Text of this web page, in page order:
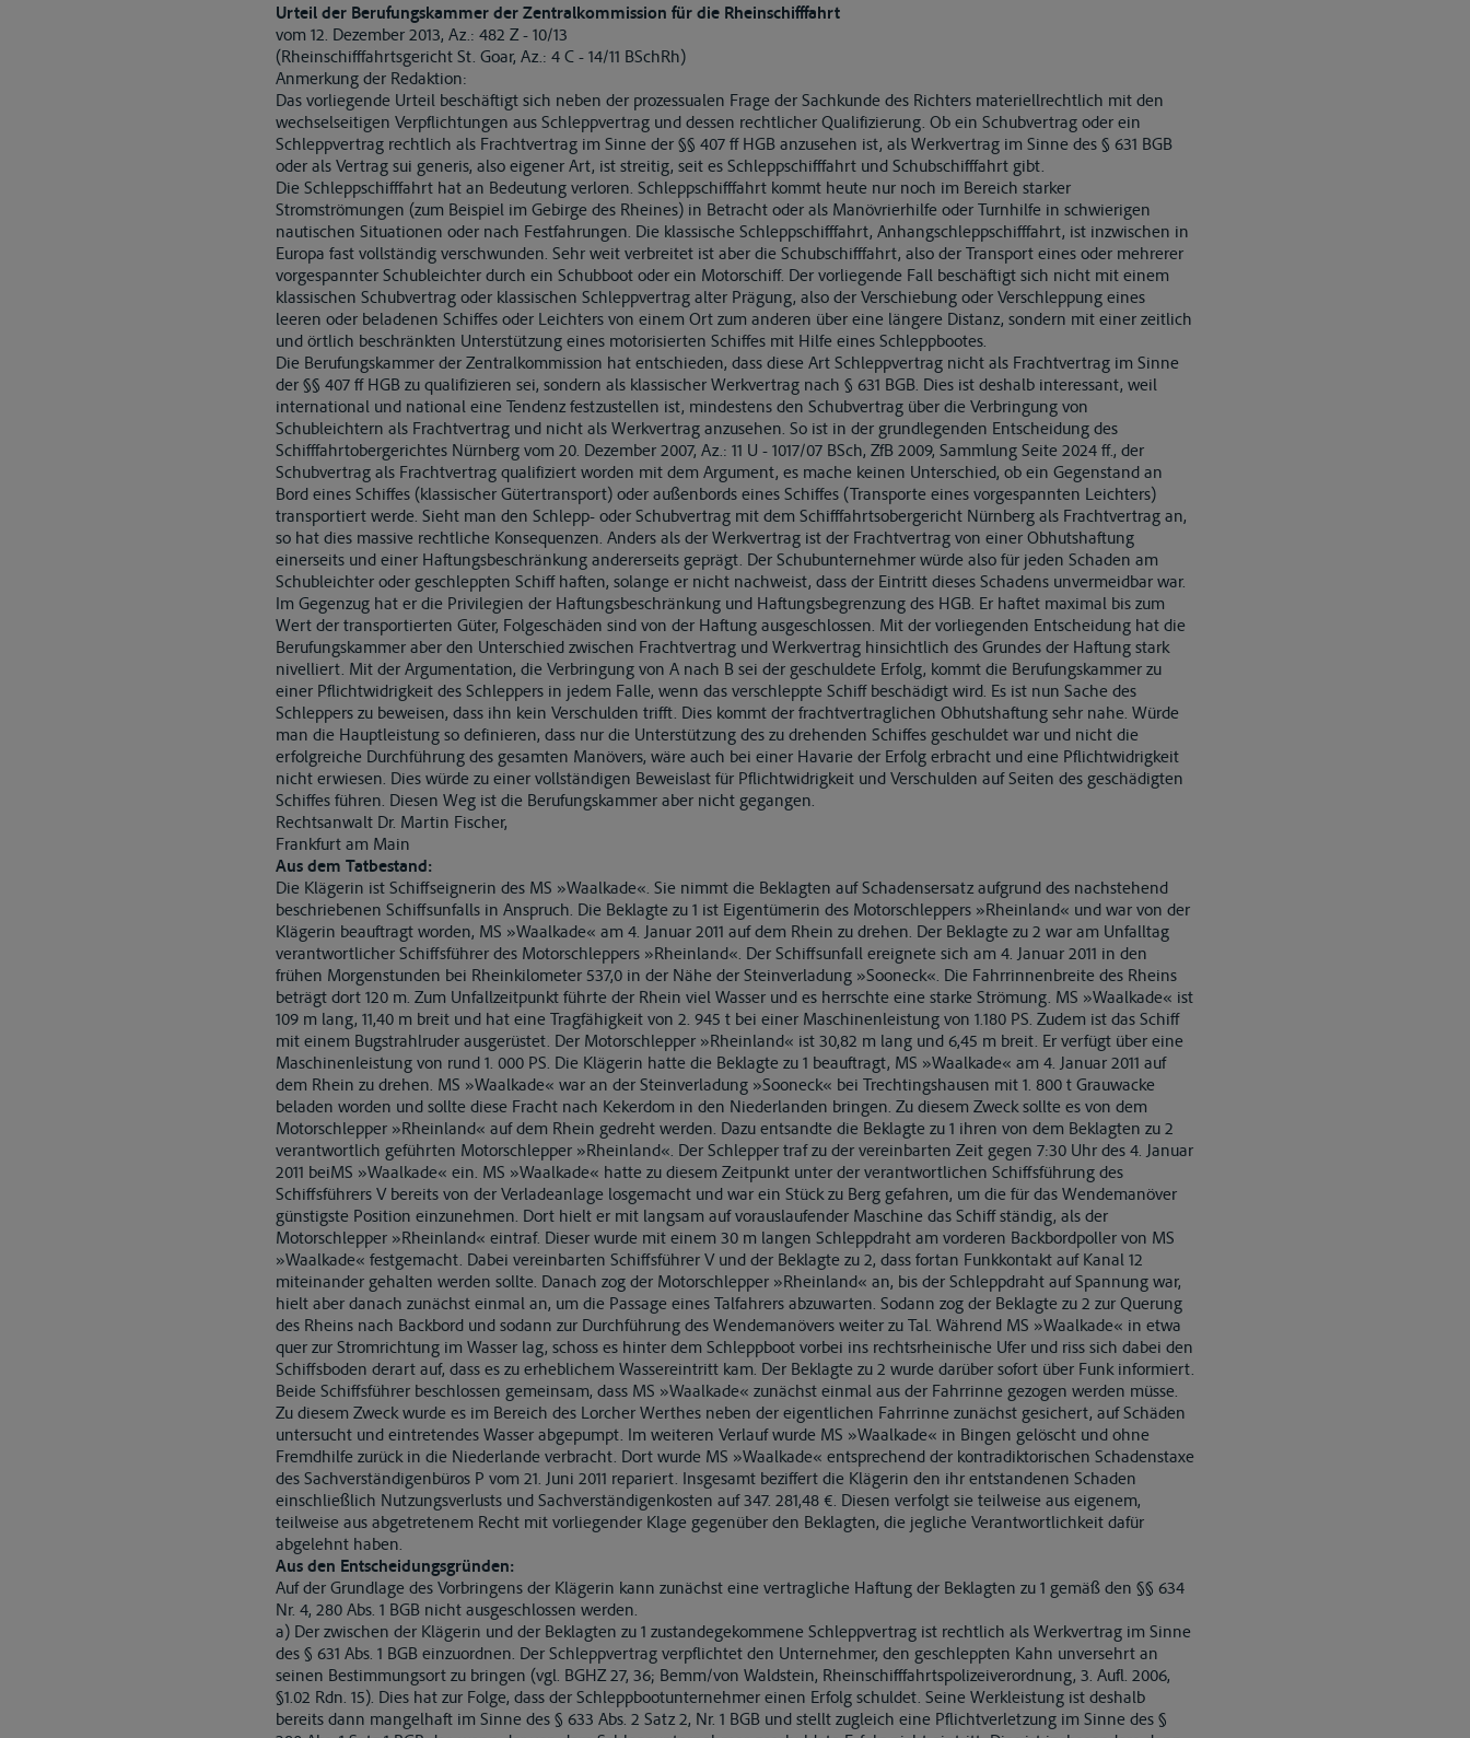
Urteil der Berufungskammer der Zentralkommission für die Rheinschifffahrt
vom 12. Dezember 2013, Az.: 482 Z - 10/13
(Rheinschifffahrtsgericht St. Goar, Az.: 4 C - 14/11 BSchRh)
Anmerkung der Redaktion:
Das vorliegende Urteil beschäftigt sich neben der prozessualen Frage der Sachkunde des Richters materiellrechtlich mit den
wechselseitigen Verpflichtungen aus Schleppvertrag und dessen rechtlicher Qualifizierung. Ob ein Schubvertrag oder ein
Schleppvertrag rechtlich als Frachtvertrag im Sinne der §§ 407 ff HGB anzusehen ist, als Werkvertrag im Sinne des § 631 BGB
oder als Vertrag sui generis, also eigener Art, ist streitig, seit es Schleppschifffahrt und Schubschifffahrt gibt.
Die Schleppschifffahrt hat an Bedeutung verloren. Schleppschifffahrt kommt heute nur noch im Bereich starker
Stromströmungen (zum Beispiel im Gebirge des Rheines) in Betracht oder als Manövrierhilfe oder Turnhilfe in schwierigen
nautischen Situationen oder nach Festfahrungen. Die klassische Schleppschifffahrt, Anhangschleppschifffahrt, ist inzwischen in
Europa fast vollständig verschwunden. Sehr weit verbreitet ist aber die Schubschifffahrt, also der Transport eines oder mehrerer
vorgespannter Schubleichter durch ein Schubboot oder ein Motorschiff. Der vorliegende Fall beschäftigt sich nicht mit einem
klassischen Schubvertrag oder klassischen Schleppvertrag alter Prägung, also der Verschiebung oder Verschleppung eines
leeren oder beladenen Schiffes oder Leichters von einem Ort zum anderen über eine längere Distanz, sondern mit einer zeitlich
und örtlich beschränkten Unterstützung eines motorisierten Schiffes mit Hilfe eines Schleppbootes.
Die Berufungskammer der Zentralkommission hat entschieden, dass diese Art Schleppvertrag nicht als Frachtvertrag im Sinne
der §§ 407 ff HGB zu qualifizieren sei, sondern als klassischer Werkvertrag nach § 631 BGB. Dies ist deshalb interessant, weil
international und national eine Tendenz festzustellen ist, mindestens den Schubvertrag über die Verbringung von
Schubleichtern als Frachtvertrag und nicht als Werkvertrag anzusehen. So ist in der grundlegenden Entscheidung des
Schifffahrtobergerichtes Nürnberg vom 20. Dezember 2007, Az.: 11 U - 1017/07 BSch, ZfB 2009, Sammlung Seite 2024 ff., der
Schubvertrag als Frachtvertrag qualifiziert worden mit dem Argument, es mache keinen Unterschied, ob ein Gegenstand an
Bord eines Schiffes (klassischer Gütertransport) oder außenbords eines Schiffes (Transporte eines vorgespannten Leichters)
transportiert werde. Sieht man den Schlepp- oder Schubvertrag mit dem Schifffahrtsobergericht Nürnberg als Frachtvertrag an,
so hat dies massive rechtliche Konsequenzen. Anders als der Werkvertrag ist der Frachtvertrag von einer Obhutshaftung
einerseits und einer Haftungsbeschränkung andererseits geprägt. Der Schubunternehmer würde also für jeden Schaden am
Schubleichter oder geschleppten Schiff haften, solange er nicht nachweist, dass der Eintritt dieses Schadens unvermeidbar war.
Im Gegenzug hat er die Privilegien der Haftungsbeschränkung und Haftungsbegrenzung des HGB. Er haftet maximal bis zum
Wert der transportierten Güter, Folgeschäden sind von der Haftung ausgeschlossen. Mit der vorliegenden Entscheidung hat die
Berufungskammer aber den Unterschied zwischen Frachtvertrag und Werkvertrag hinsichtlich des Grundes der Haftung stark
nivelliert. Mit der Argumentation, die Verbringung von A nach B sei der geschuldete Erfolg, kommt die Berufungskammer zu
einer Pflichtwidrigkeit des Schleppers in jedem Falle, wenn das verschleppte Schiff beschädigt wird. Es ist nun Sache des
Schleppers zu beweisen, dass ihn kein Verschulden trifft. Dies kommt der frachtvertraglichen Obhutshaftung sehr nahe. Würde
man die Hauptleistung so definieren, dass nur die Unterstützung des zu drehenden Schiffes geschuldet war und nicht die
erfolgreiche Durchführung des gesamten Manövers, wäre auch bei einer Havarie der Erfolg erbracht und eine Pflichtwidrigkeit
nicht erwiesen. Dies würde zu einer vollständigen Beweislast für Pflichtwidrigkeit und Verschulden auf Seiten des geschädigten
Schiffes führen. Diesen Weg ist die Berufungskammer aber nicht gegangen.
Rechtsanwalt Dr. Martin Fischer,
Frankfurt am Main
Aus dem Tatbestand:
Die Klägerin ist Schiffseignerin des MS »Waalkade«. Sie nimmt die Beklagten auf Schadensersatz aufgrund des nachstehend
beschriebenen Schiffsunfalls in Anspruch. Die Beklagte zu 1 ist Eigentümerin des Motorschleppers »Rheinland« und war von der
Klägerin beauftragt worden, MS »Waalkade« am 4. Januar 2011 auf dem Rhein zu drehen. Der Beklagte zu 2 war am Unfalltag
verantwortlicher Schiffsführer des Motorschleppers »Rheinland«. Der Schiffsunfall ereignete sich am 4. Januar 2011 in den
frühen Morgenstunden bei Rheinkilometer 537,0 in der Nähe der Steinverladung »Sooneck«. Die Fahrrinnenbreite des Rheins
beträgt dort 120 m. Zum Unfallzeitpunkt führte der Rhein viel Wasser und es herrschte eine starke Strömung. MS »Waalkade« ist
109 m lang, 11,40 m breit und hat eine Tragfähigkeit von 2. 945 t bei einer Maschinenleistung von 1.180 PS. Zudem ist das Schiff
mit einem Bugstrahlruder ausgerüstet. Der Motorschlepper »Rheinland« ist 30,82 m lang und 6,45 m breit. Er verfügt über eine
Maschinenleistung von rund 1. 000 PS. Die Klägerin hatte die Beklagte zu 1 beauftragt, MS »Waalkade« am 4. Januar 2011 auf
dem Rhein zu drehen. MS »Waalkade« war an der Steinverladung »Sooneck« bei Trechtingshausen mit 1. 800 t Grauwacke
beladen worden und sollte diese Fracht nach Kekerdom in den Niederlanden bringen. Zu diesem Zweck sollte es von dem
Motorschlepper »Rheinland« auf dem Rhein gedreht werden. Dazu entsandte die Beklagte zu 1 ihren von dem Beklagten zu 2
verantwortlich geführten Motorschlepper »Rheinland«. Der Schlepper traf zu der vereinbarten Zeit gegen 7:30 Uhr des 4. Januar
2011 beiMS »Waalkade« ein. MS »Waalkade« hatte zu diesem Zeitpunkt unter der verantwortlichen Schiffsführung des
Schiffsführers V bereits von der Verladeanlage losgemacht und war ein Stück zu Berg gefahren, um die für das Wendemanöver
günstigste Position einzunehmen. Dort hielt er mit langsam auf vorauslaufender Maschine das Schiff ständig, als der
Motorschlepper »Rheinland« eintraf. Dieser wurde mit einem 30 m langen Schleppdraht am vorderen Backbordpoller von MS
»Waalkade« festgemacht. Dabei vereinbarten Schiffsführer V und der Beklagte zu 2, dass fortan Funkkontakt auf Kanal 12
miteinander gehalten werden sollte. Danach zog der Motorschlepper »Rheinland« an, bis der Schleppdraht auf Spannung war,
hielt aber danach zunächst einmal an, um die Passage eines Talfahrers abzuwarten. Sodann zog der Beklagte zu 2 zur Querung
des Rheins nach Backbord und sodann zur Durchführung des Wendemanövers weiter zu Tal. Während MS »Waalkade« in etwa
quer zur Stromrichtung im Wasser lag, schoss es hinter dem Schleppboot vorbei ins rechtsrheinische Ufer und riss sich dabei den
Schiffsboden derart auf, dass es zu erheblichem Wassereintritt kam. Der Beklagte zu 2 wurde darüber sofort über Funk informiert.
Beide Schiffsführer beschlossen gemeinsam, dass MS »Waalkade« zunächst einmal aus der Fahrrinne gezogen werden müsse.
Zu diesem Zweck wurde es im Bereich des Lorcher Werthes neben der eigentlichen Fahrrinne zunächst gesichert, auf Schäden
untersucht und eintretendes Wasser abgepumpt. Im weiteren Verlauf wurde MS »Waalkade« in Bingen gelöscht und ohne
Fremdhilfe zurück in die Niederlande verbracht. Dort wurde MS »Waalkade« entsprechend der kontradiktorischen Schadenstaxe
des Sachverständigenbüros P vom 21. Juni 2011 repariert. Insgesamt beziffert die Klägerin den ihr entstandenen Schaden
einschließlich Nutzungsverlusts und Sachverständigenkosten auf 347. 281,48 €. Diesen verfolgt sie teilweise aus eigenem,
teilweise aus abgetretenem Recht mit vorliegender Klage gegenüber den Beklagten, die jegliche Verantwortlichkeit dafür
abgelehnt haben.
Aus den Entscheidungsgründen:
Auf der Grundlage des Vorbringens der Klägerin kann zunächst eine vertragliche Haftung der Beklagten zu 1 gemäß den §§ 634
Nr. 4, 280 Abs. 1 BGB nicht ausgeschlossen werden.
a) Der zwischen der Klägerin und der Beklagten zu 1 zustandegekommene Schleppvertrag ist rechtlich als Werkvertrag im Sinne
des § 631 Abs. 1 BGB einzuordnen. Der Schleppvertrag verpflichtet den Unternehmer, den geschleppten Kahn unversehrt an
seinen Bestimmungsort zu bringen (vgl. BGHZ 27, 36; Bemm/von Waldstein, Rheinschifffahrtspolizeiverordnung, 3. Aufl. 2006,
§1.02 Rdn. 15). Dies hat zur Folge, dass der Schleppbootunternehmer einen Erfolg schuldet. Seine Werkleistung ist deshalb
bereits dann mangelhaft im Sinne des § 633 Abs. 2 Satz 2, Nr. 1 BGB und stellt zugleich eine Pflichtverletzung im Sinne des §